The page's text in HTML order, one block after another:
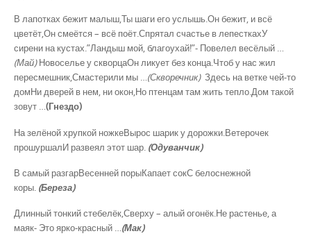
В лапотках бежит малыш,Ты шаги его услышь.Он бежит, и всё
цветёт,Он смеётся – всё поёт.Спрятал счастье в лепесткахУ
сирени на кустах.”Ландыш мой, благоухай!”- Повелел весёлый …
(Май)Новоселье у скворцаОн ликует без конца.Чтоб у нас жил
пересмешник,Смастерили мы …(Скворечник)Здесь на ветке чей-то
домНи дверей в нем, ни окон,Но птенцам там жить тепло.Дом такой
зовут …(Гнездо)
На зелёной хрупкой ножкеВырос шарик у дорожки.Ветерочек
прошуршалИ развеял этот шар. (Одуванчик)
В самый разгарВесенней порыКапает сокС белоснежной
коры. (Береза)
Длинный тонкий стебелёк,Сверху – алый огонёк.Не растенье, а
маяк- Это ярко-красный …(Мак)